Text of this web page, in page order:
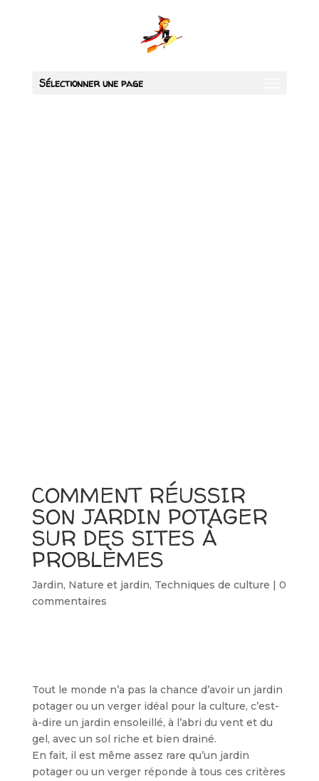
Sélectionner une page
COMMENT RÉUSSIR
SON JARDIN POTAGER
SUR DES SITES À
PROBLÈMES
Jardin, Nature et jardin, Techniques de culture | 0
commentaires
Tout le monde n’a pas la chance d’avoir un jardin
potager ou un verger idéal pour la culture, c’est-
à-dire un jardin ensoleillé, à l’abri du vent et du
gel, avec un sol riche et bien drainé.
En fait, il est même assez rare qu’un jardin
potager ou un verger réponde à tous ces critères